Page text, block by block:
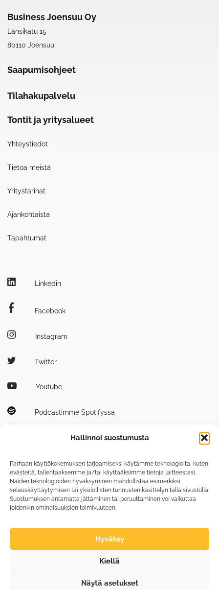
Hallinnoi suostumusta
Parhaan käyttökokemuksen tarjoamiseksi käytämme teknologioita, kuten
evästeitä, tallentaaksemme ja/tai käyttääksimme tietoja laitteestasi.
Näiden teknologioiden hyväksyminen mahdollistaa esimerkiksi
selauskäyttäytymisen tai yksilöllisten tunnusten käsittelyn tällä sivustolla.
Suostumuksen antamatta jättäminen tai peruuttaminen voi vaikuttaa
joidenkin ominaisuuksien toimivuuteen.
Hyväksy
Kiellä
Näytä asetukset
Business Joensuu Oy
Länsikatu 15
80110 Joensuu
Saapumisohjeet
Tilahakupalvelu
Tontit ja yritysalueet
Yhteystiedot
Tietoa meistä
Yritystarinat
Ajankohtaista
Tapahtumat
Linkedin
Facebook
Instagram
Twitter
Youtube
Podcastimme Spotifyssa
Tietosuojaseloste
Tutustu myös
tiedepuisto.fi
photonicscenter.fi